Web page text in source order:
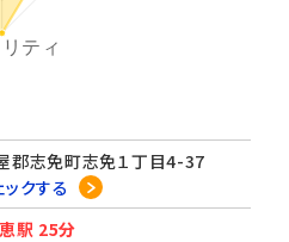
郡志免町志免１丁目4-37
クする
駅 25分